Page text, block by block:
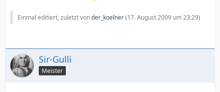
Einmal editiert, zuletzt vonder_koelner(17. August 2009 um 23:29)
Sir-Gulli
Meister